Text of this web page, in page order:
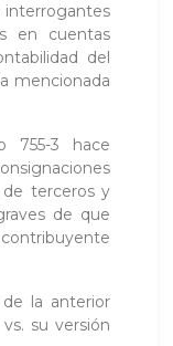
interrogantes
en cuentas
del
mencionada
755-3 hace
de terceros y
de que
la anterior
su versión